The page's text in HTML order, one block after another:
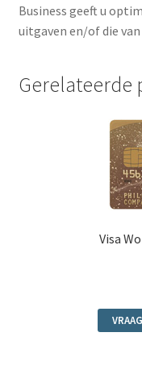
Business geeft u
uitgaven en/of die
Gerelateerde
Visa